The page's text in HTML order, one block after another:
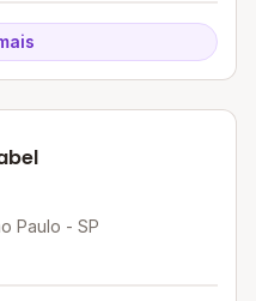
Paulo - SP